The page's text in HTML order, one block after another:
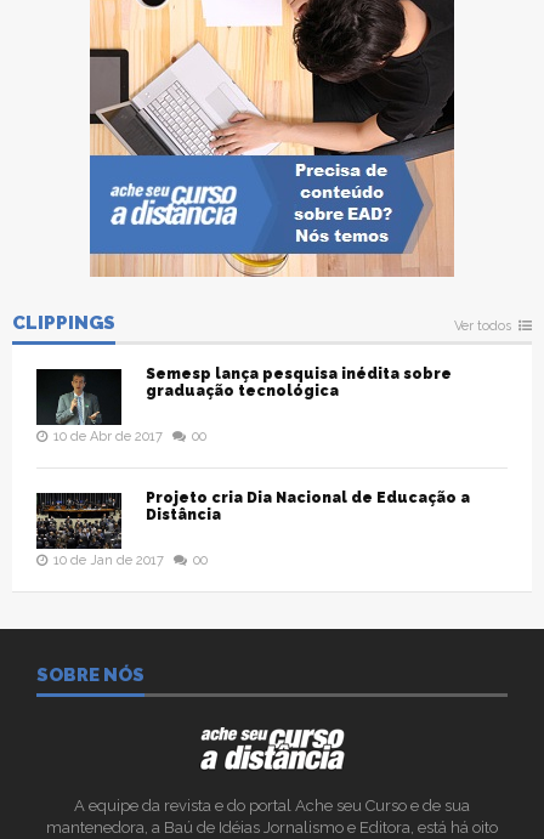
CLIPPINGS Ver todos
Semesp lança pesquisa inédita sobre
graduação tecnológica
10 de Abr de 2017 00
Projeto cria Dia Nacional de Educação a
Distância
10 de Jan de 2017 00
SOBRE NÓS
A equipe da revista e do portal Ache seu Curso e de sua
mantenedora, a Baú de Idéias Jornalismo e Editora, está há oito